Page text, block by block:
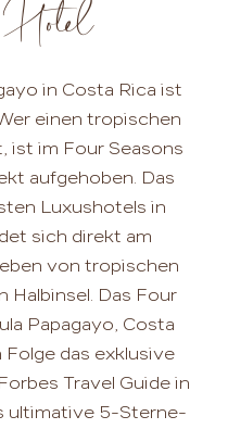
in Costa Rica ist
einen tropischen
ist im Four Seasons
aufgehoben. Das
Luxushotels in
sich direkt am
von tropischen
Halbinsel. Das Four
Papagayo, Costa
Folge das exklusive
Travel Guide in
ultimative 5-Sterne-